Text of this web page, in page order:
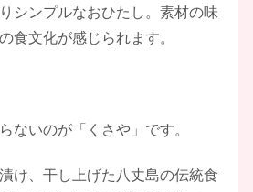
シンプルなおひたし。素材の味
食文化が感じられます。
ないのが「くさや」です。
け、干し上げた八丈島の伝統食